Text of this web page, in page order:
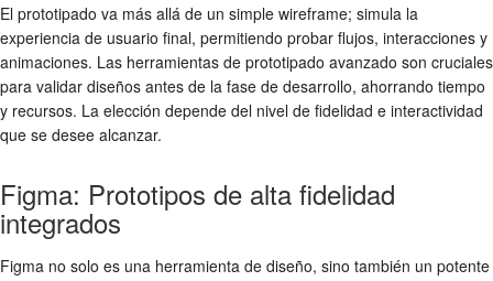
El prototipado va más allá de un simple wireframe; simula la
experiencia de usuario final, permitiendo probar flujos, interacciones y
animaciones. Las herramientas de prototipado avanzado son cruciales
para validar diseños antes de la fase de desarrollo, ahorrando tiempo
y recursos. La elección depende del nivel de fidelidad e interactividad
que se desee alcanzar.
Figma: Prototipos de alta fidelidad
integrados
Figma no solo es una herramienta de diseño, sino también un potente